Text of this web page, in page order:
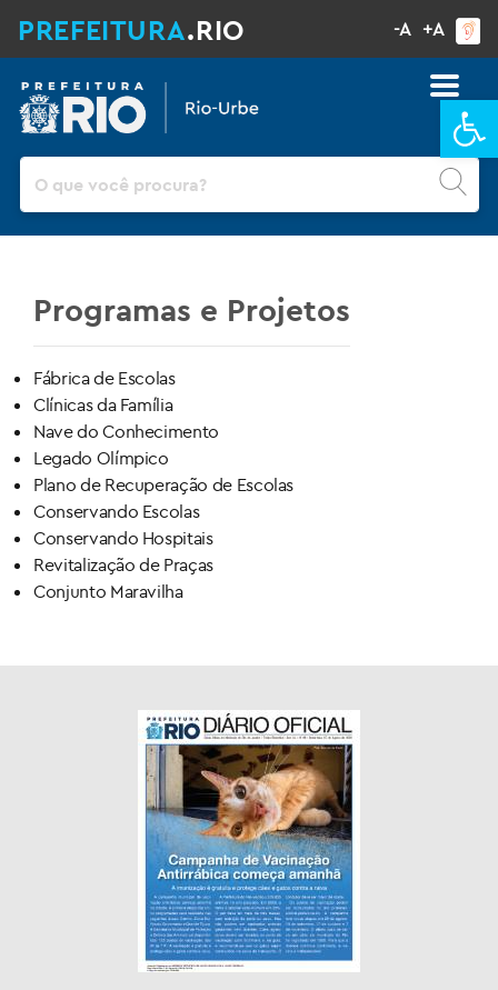
PREFEITURA.RIO -A +A
Programas e Projetos
Fábrica de Escolas
Clínicas da Família
Nave do Conhecimento
Legado Olímpico
Plano de Recuperação de Escolas
Conservando Escolas
Conservando Hospitais
Revitalização de Praças
Conjunto Maravilha